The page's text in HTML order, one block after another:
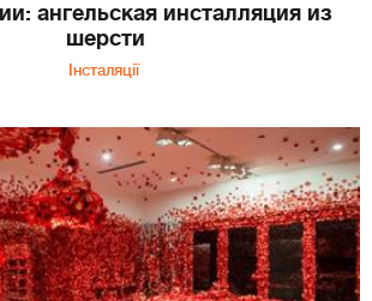
ангельская инсталляция из
шерсти
Інсталяції